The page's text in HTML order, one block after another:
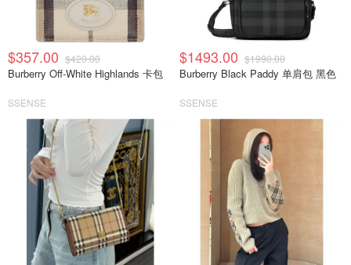
$357.00 $420.00
Burberry Off-White Highlands 卡包
SSENSE
$1493.00 $1990.00
Burberry Black Paddy 单肩包 黑色
SSENSE